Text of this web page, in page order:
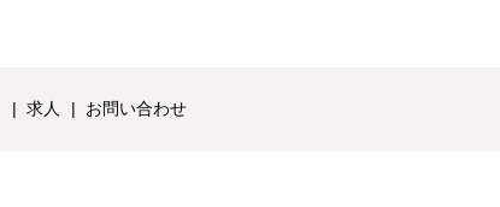
求人 お問い合わせ